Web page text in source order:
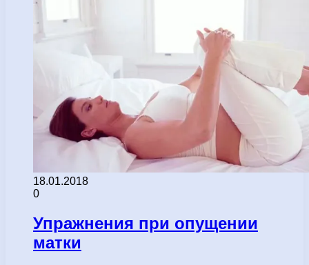
18.01.2018
0
Упражнения при опущении
матки